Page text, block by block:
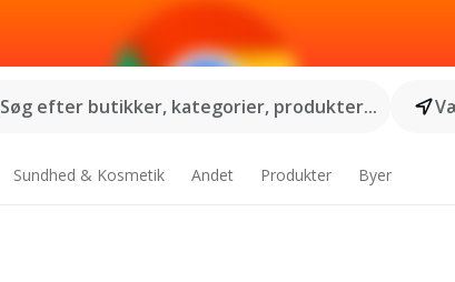
Søg efter butikker, kategorier, produkter...
Sundhed & Kosmetik Andet Produkter Byer